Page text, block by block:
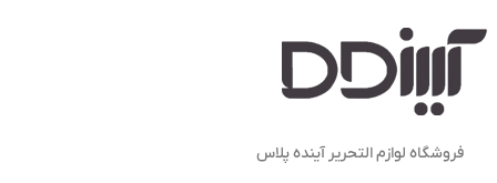
فروشگاه لوازم التحریر آینده پلاس